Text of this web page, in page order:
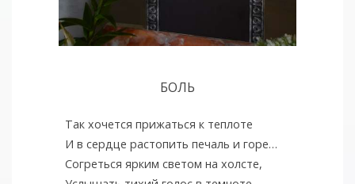
БОЛЬ
Так хочется прижаться к теплоте
И в сердце растопить печаль и горе…
Согреться ярким светом на холсте,